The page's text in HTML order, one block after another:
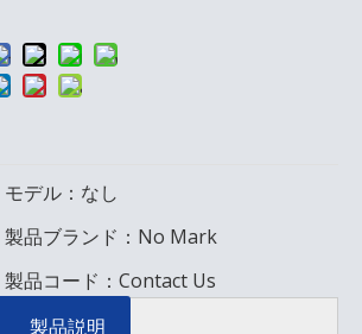
モデル： なし
製品ブランド： No Mark
製品コード： Contact Us
製品説明